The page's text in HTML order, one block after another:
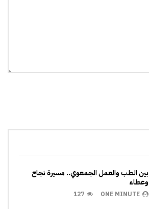
بين الطب والعمل الجمعوي.. مسيرة نجاح
وعطاء
ONE MINUTE
127